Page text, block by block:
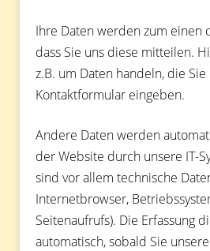
Ihre Daten werden zum einen
dass Sie uns diese mitteilen.
z.B. um Daten handeln, die
Kontaktformular eingeben.
Andere Daten werden
der Website durch unsere IT-
sind vor allem technische
Internetbrowser,
Seitenaufrufs). Die Erfassung
automatisch, sobald Sie